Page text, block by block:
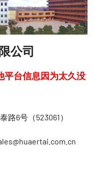
公司
平台信息因为太久没
路6号（523061）